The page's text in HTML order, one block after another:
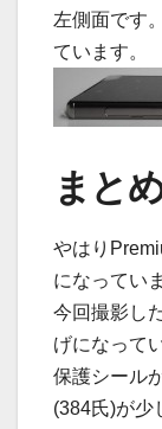
左側面です
ています。
まと
やはり
になってい
今回撮影し
げになって
保護シール
(384氏)が少